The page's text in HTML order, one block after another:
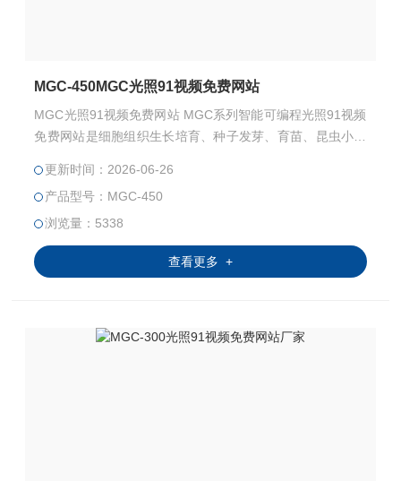
MGC-450MGC光照91视频免费网站
MGC光照91视频免费网站 MGC系列智能可编程光照91视频
免费网站是细胞组织生长培育、种子发芽、育苗、昆虫小动
于生物工程、医学研究、农业科学、水产、畜牧等领域从事
生产和科研作恒温、光照实验培养的装置。
更新时间：2026-06-26
产品型号：MGC-450
浏览量：5338
查看更多 +